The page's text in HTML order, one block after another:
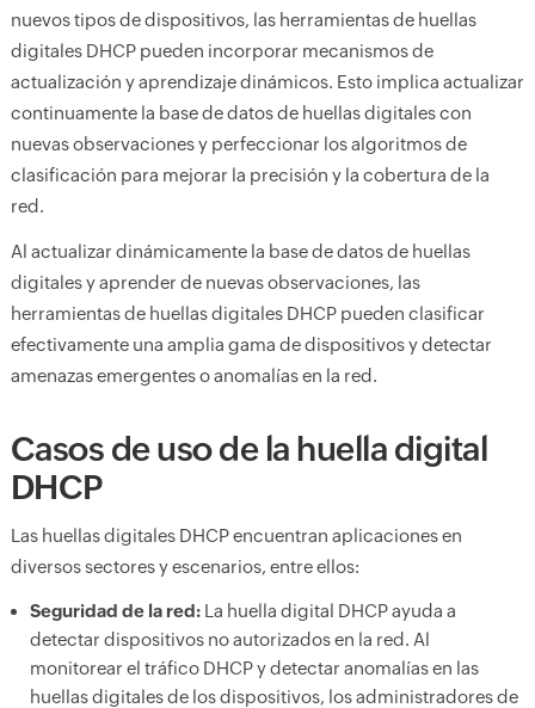
nuevos tipos de dispositivos, las herramientas de huellas
digitales DHCP pueden incorporar mecanismos de
actualización y aprendizaje dinámicos. Esto implica actualizar
continuamente la base de datos de huellas digitales con
nuevas observaciones y perfeccionar los algoritmos de
clasificación para mejorar la precisión y la cobertura de la
red.
Al actualizar dinámicamente la base de datos de huellas
digitales y aprender de nuevas observaciones, las
herramientas de huellas digitales DHCP pueden clasificar
efectivamente una amplia gama de dispositivos y detectar
amenazas emergentes o anomalías en la red.
Casos de uso de la huella digital
DHCP
Las huellas digitales DHCP encuentran aplicaciones en
diversos sectores y escenarios, entre ellos:
Seguridad de la red:La huella digital DHCP ayuda a
detectar dispositivos no autorizados en la red. Al
monitorear el tráfico DHCP y detectar anomalías en las
huellas digitales de los dispositivos, los administradores de